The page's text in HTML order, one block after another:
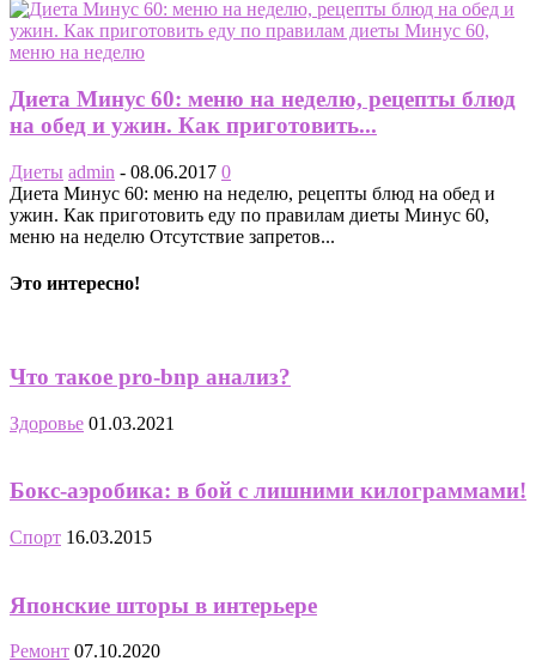
Диета Минус 60: меню на неделю, рецепты блюд
на обед и ужин. Как приготовить...
Диеты admin - 08.06.2017 0
Диета Минус 60: меню на неделю, рецепты блюд на обед и
ужин. Как приготовить еду по правилам диеты Минус 60,
меню на неделю Отсутствие запретов...
Это интересно!
Что такое pro-bnp анализ?
Здоровье 01.03.2021
Бокс-аэробика: в бой с лишними килограммами!
Спорт 16.03.2015
Японские шторы в интерьере
Ремонт 07.10.2020